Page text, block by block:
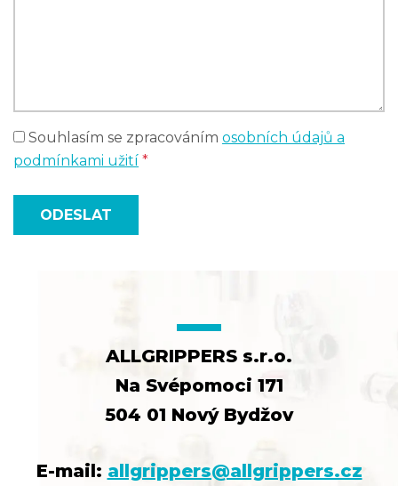
Souhlasím se zpracováním osobních údajů a
podmínkami užití *
ODESLAT
ALLGRIPPERS s.r.o.
Na Svépomoci 171
504 01 Nový Bydžov
E-mail: allgrippers@allgrippers.cz